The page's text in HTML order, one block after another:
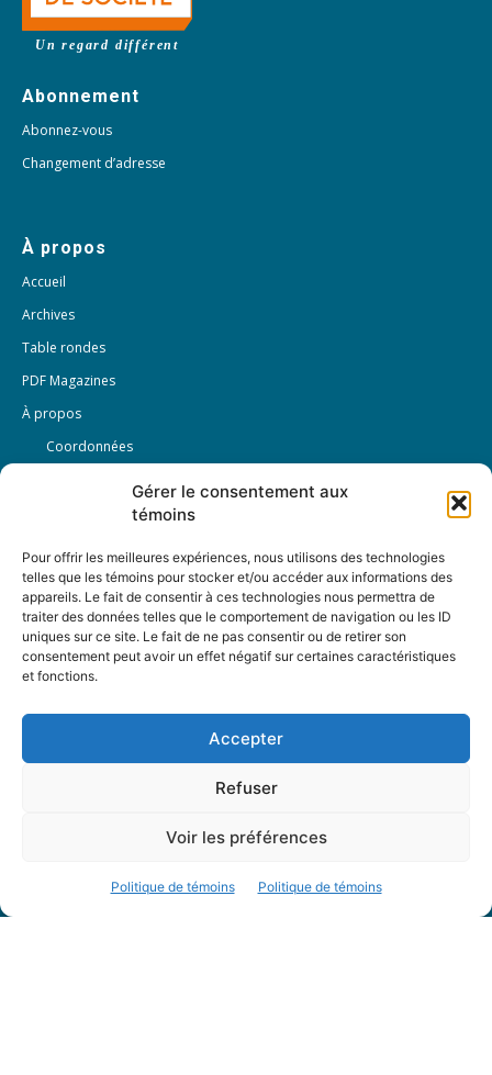
Gérer le consentement aux
témoins
Pour offrir les meilleures expériences, nous utilisons des technologies
telles que les témoins pour stocker et/ou accéder aux informations des
appareils. Le fait de consentir à ces technologies nous permettra de
traiter des données telles que le comportement de navigation ou les ID
uniques sur ce site. Le fait de ne pas consentir ou de retirer son
consentement peut avoir un effet négatif sur certaines caractéristiques
et fonctions.
Accepter
Refuser
Voir les préférences
Politique de témoins Politique de témoins
Un regard différent
Abonnement
Abonnez-vous
Changement d’adresse
À propos
Accueil
Archives
Table rondes
PDF Magazines
À propos
Coordonnées
Partenaires
FAQ
Offre d’emploi
Contactez-nous :journal@journaldelarue.ca